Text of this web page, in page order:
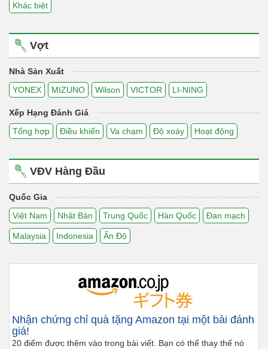
Khác biệt
Vợt
Nhà Sản Xuất
YONEX
MIZUNO Wilson VICTOR LI-NING
Xếp Hạng Đánh Giá
Tổng hợp
Điều khiển Va chạm Độ xoáy Hoạt động
VĐV Hàng Đầu
Quốc Gia
Việt Nam
Nhật Bản Trung Quốc Hàn Quốc Đan mạch
Malaysia Indonesia Ấn Độ
Nhận chứng chỉ quà tặng Amazon tại một bài đánh
giá!
20 điểm được thêm vào trong bài viết. Bạn có thể thay thế nó